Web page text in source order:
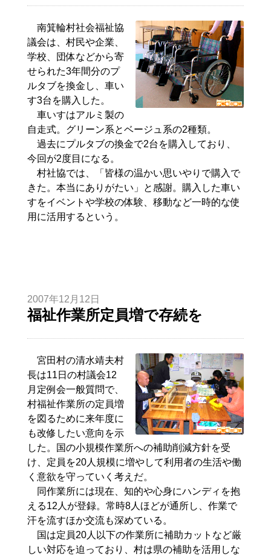
南箕輪村社会福祉協
議会は、村民や企業、
学校、団体などから寄
せられた3年間分のプ
ルタブを換金し、車い
す3台を購入した。
車いすはアルミ製の
自走式。グリーン系とベージュ系の2種類。
過去にプルタブの換金で2台を購入しており、
今回が2度目になる。
村社協では、「皆様の温かい思いやりで購入で
きた。本当にありがたい」と感謝。購入した車い
すをイベントや学校の体験、移動など一時的な使
用に活用するという。
2007年12月12日
福祉作業所定員増で存続を
宮田村の清水靖夫村
長は11日の村議会12
月定例会一般質問で、
村福祉作業所の定員増
を図るために来年度に
も改修したい意向を示
した。国の小規模作業所への補助削減方針を受
け、定員を20人規模に増やして利用者の生活や働
く意欲を守っていく考えだ。
同作業所には現在、知的や心身にハンディを抱
える12人が登録。常時8人ほどが通所し、作業で
汗を流すほか交流も深めている。
国は定員20人以下の作業所に補助カットなど厳
しい対応を迫っており、村は県の補助を活用しな